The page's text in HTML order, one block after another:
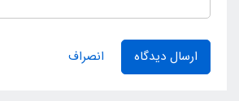
ارسال دیدگاه انصراف